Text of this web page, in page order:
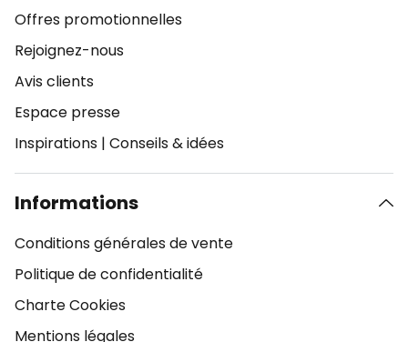
Offres promotionnelles
Rejoignez-nous
Avis clients
Espace presse
Inspirations | Conseils & idées
Informations
Conditions générales de vente
Politique de confidentialité
Charte Cookies
Mentions légales